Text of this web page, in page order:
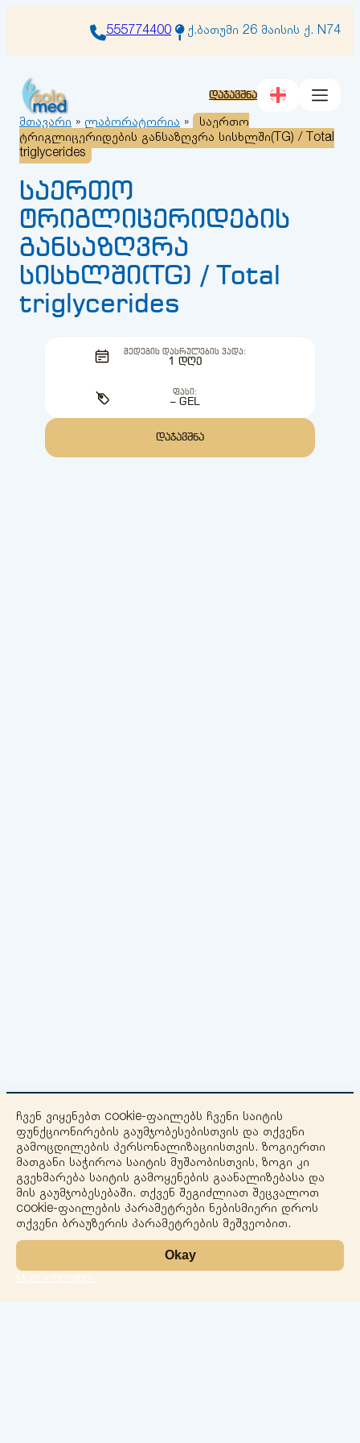
555774400 ქ.ბათუმი 26 მაისის ქ. N74
დაჯავშნა
მთავარი » ლაბორატორია »
საერთო
ტრიგლიცერიდების განსაზღვრა სისხლში(TG) / Total
triglycerides
საერთო
ტრიგლიცერიდების
განსაზღვრა
სისხლში(TG) / Total
triglycerides
ᲨᲔᲓᲔᲒᲘᲡ ᲓᲐᲡᲠᲣᲚᲔᲑᲘᲡ ᲕᲐᲓᲐ:
1 ᲓᲦᲔ
ᲤᲐᲡᲘ:
– GEL
ᲓᲐᲯᲐᲕᲨᲜᲐ
+
−
ჩვენ ვიყენებთ cookie-ფაილებს ჩვენი საიტის
ფუნქციონირების გაუმჯობესებისთვის და თქვენი
გამოცდილების პერსონალიზაციისთვის. ზოგიერთი
მათგანი საჭიროა საიტის მუშაობისთვის, ზოგი კი
გვეხმარება საიტის გამოყენების გაანალიზებასა და
მის გაუმჯობესებაში. თქვენ შეგიძლიათ შეცვალოთ
cookie-ფაილების პარამეტრები ნებისმიერი დროს
თქვენი ბრაუზერის პარამეტრების მეშვეობით.
Okay
More information